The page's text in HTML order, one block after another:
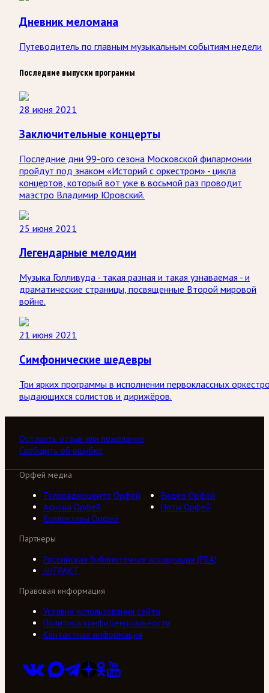
Дневник меломана
Путеводитель по главным музыкальным событиям недели
Последние выпуски программы
28 июня 2021
Заключительные концерты
Последние дни 99-ого сезона Московской филармонии
пройдут под знаком «Историй с оркестром» - цикла
концертов, который вот уже в восьмой раз проводит
маэстро Владимир Юровский.
25 июня 2021
Легендарные мелодии
Музыка Голливуда - такая разная и такая узнаваемая - и
драматические страницы, посвященные Второй мировой
войне.
21 июня 2021
Симфонические шедевры
Три ярких программы в исполнении первоклассных
выдающихся солистов и дирижёров.
Оставить отзыв или пожелание
Сообщить об ошибке
Орфей медиа
Телерадиоцентр Орфей
Видео Орфей
Афиша Орфей
Ноты Орфей
Коллективы Орфей
Партнеры
Российская библиотечная ассоциация (РБА)
///ТРАКТ
Правовая информация
Условия использования сайта
Политика конфиденциальности
Контактная информация